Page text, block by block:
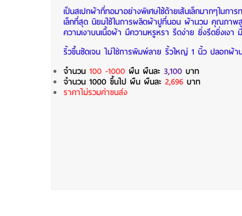
เป็นสเปกผ้าที่ทอมาอย่างพิเศษใช้ด้ายเส้นเล็กมากๆใน
เล็กที่สุด นิยมใช้ในการผลิตผ้าปูที่นอน ผ้านวม คุณภาพ
ความเงาบนเนื้อผ้า มีความหรูหรา รีดง่าย ยิ่งรีดยิ่งเงา
ริ้วขึ้นชัดเจน ไม่ใช่การพิมพ์ลาย ริ้วใหญ่ 1 นิ้ว ปลอกผ้าน
จำนวน 100 -1000 ผืน ผืนละ 3,100 บาท
จำนวน 1000 ขึ้นไป ผืน ผืนละ 2,696 บาท
ราคาไม่รวมค่าขนส่ง